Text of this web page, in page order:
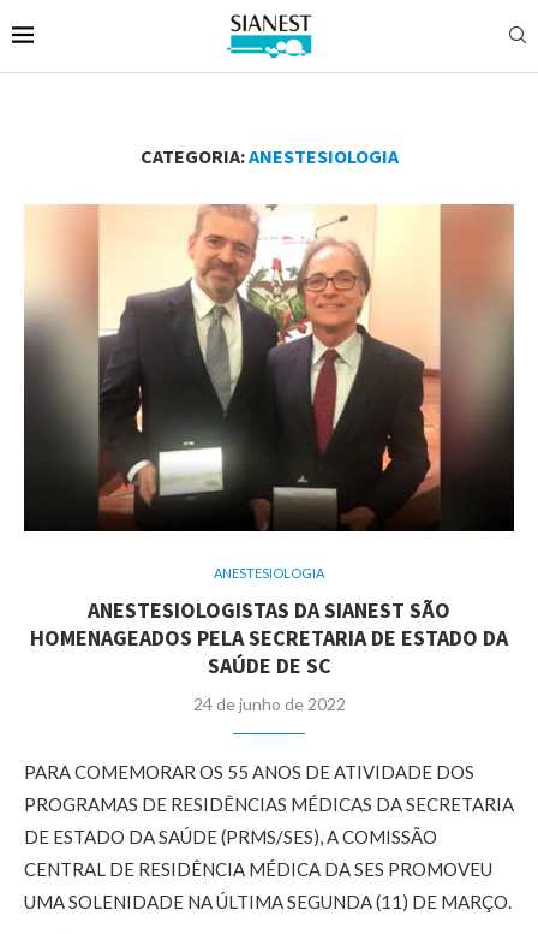
CATEGORIA:ANESTESIOLOGIA
ANESTESIOLOGIA
ANESTESIOLOGISTAS DA SIANEST SÃO
HOMENAGEADOS PELA SECRETARIA DE ESTADO DA
SAÚDE DE SC
24 de junho de 2022
PARA COMEMORAR OS 55 ANOS DE ATIVIDADE DOS
PROGRAMAS DE RESIDÊNCIAS MÉDICAS DA SECRETARIA
DE ESTADO DA SAÚDE (PRMS/SES), A COMISSÃO
CENTRAL DE RESIDÊNCIA MÉDICA DA SES PROMOVEU
UMA SOLENIDADE NA ÚLTIMA SEGUNDA (11) DE MARÇO.